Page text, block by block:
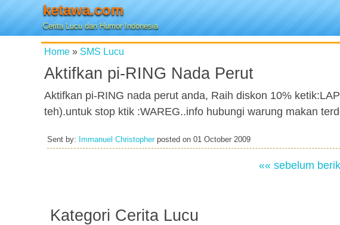
ketawa.com
Cerita Lucu dan Humor Indonesia
Home » SMS Lucu
Aktifkan pi-RING Nada Perut
Aktifkan pi-RING nada perut anda, Raih diskon 10%
teh).untuk stop ktik :WAREG..info hubungi warung makan
Sent by: Immanuel Christopherposted on 01 October 2009
«« sebelum
Kategori Cerita Lucu